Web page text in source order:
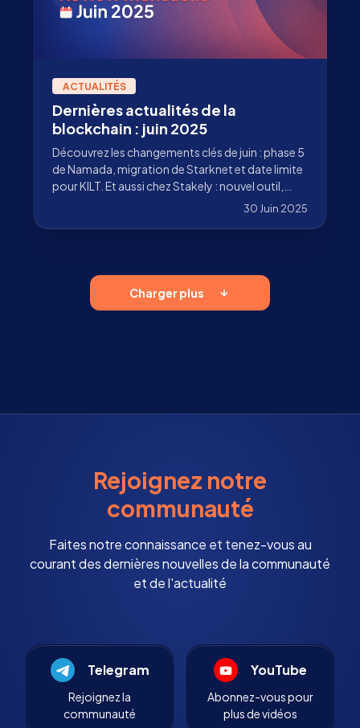
ACTUALITÉS
Dernières actualités de la
blockchain : juin 2025
Découvrez les changements clés de juin : phase 5
de Namada, migration de Starknet et date limite
pour KILT. Et aussi chez Stakely : nouvel outil,
nouveaux réseaux et staking de SOL sans frais !
30 Juin 2025
Charger plus
Rejoignez notre
communauté
Faites notre connaissance et tenez-vous au
courant des dernières nouvelles de la communauté
et de l'actualité
Telegram
Rejoignez la
communauté
YouTube
Abonnez-vous pour
plus de vidéos